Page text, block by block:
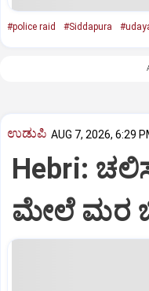
#police raid #Siddapura
ಉಡುಪಿ AUG 7, 2026, 6:29
Hebri:
ಮೇಲೆ ಮರ